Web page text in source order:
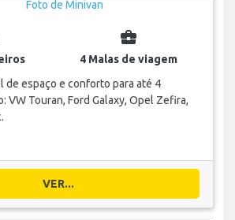
business_center
4 Malas de viagem
de espaço e conforto para até 4
VW Touran, Ford Galaxy, Opel Zefira,
VER...